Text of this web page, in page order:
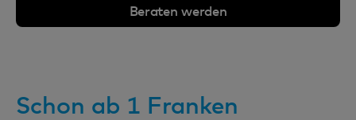
Beraten werden
Schon ab 1 Franken